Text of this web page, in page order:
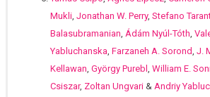
Mukli Jonathan W. Perry, Stefano
Balasubramanian Ádám Nyúl-Tóth
Yabluchanska Farzaneh A. Sorond J.
Kellawan György Purebl William E.
Csiszar, Zoltan Ungvari & Andriy